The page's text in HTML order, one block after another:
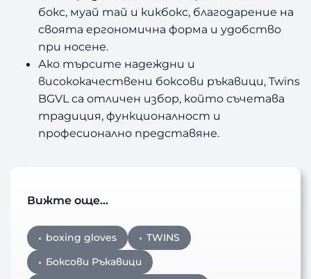
бокс, муай тай и кикбокс, благодарение на
своята ергономична форма и удобство
при носене.
Ако търсите надеждни и
висококачествени боксови ръкавици, Twins
BGVL са отличен избор, който съчетава
традиция, функционалност и
професионално представяне.
Вижте още…
boxing gloves
TWINS
Боксови Ръкавици